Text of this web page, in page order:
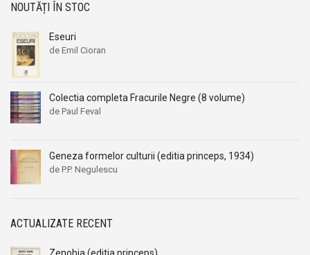
NOUTĂȚI ÎN STOC
Eseuri
de Emil Cioran
Colectia completa Fracurile Negre (8 volume)
de Paul Feval
Geneza formelor culturii (editia princeps, 1934)
de P.P. Negulescu
ACTUALIZATE RECENT